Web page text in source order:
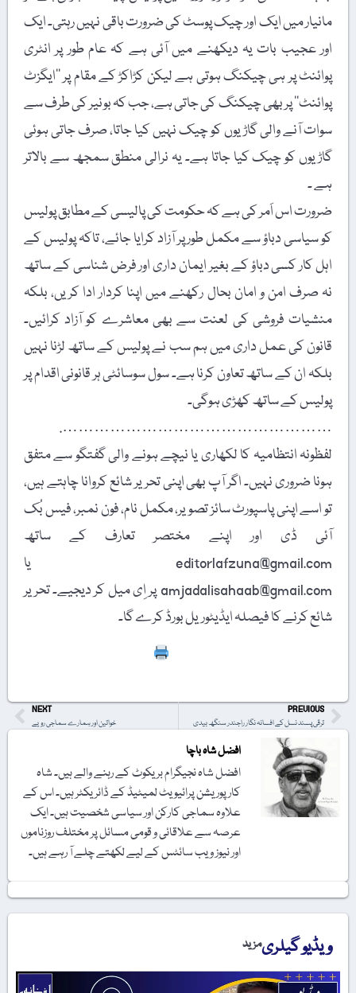
مانیار میں ایک اور چیک پوسٹ کی ضرورت باقی نہیں رہتی۔ ایک
اور عجیب بات یہ دیکھنے میں آئی ہے کہ عام طور پر انٹری
پوائنٹ پر ہی چیکنگ ہوتی ہے لیکن کڑاکڑ کے مقام پر ’’ایگزٹ
پوائنٹ‘‘ پر بھی چیکنگ کی جاتی ہے، جب کہ بونیر کی طرف سے
سوات آنے والی گاڑیوں کو چیک نہیں کیا جاتا، صرف جاتی ہوئی
گاڑیوں کو چیک کیا جاتا ہے۔ یہ نرالی منطق سمجھ سے بالاتر
ہے ۔
ضرورت اس اَمر کی ہے کہ حکومت کی پالیسی کے مطابق پولیس
کو سیاسی دباؤ سے مکمل طور پر آزاد کرایا جائے، تاکہ پولیس کے
اہل کار کسی دباؤ کے بغیر ایمان داری اور فرض شناسی کے ساتھ
نہ صرف امن و امان بحال رکھنے میں اپنا کردار ادا کریں، بلکہ
منشیات فروشی کی لعنت سے بھی معاشرے کو آزاد کرائیں۔
قانون کی عمل داری میں ہم سب نے پولیس کے ساتھ لڑنا نہیں
بلکہ ان کے ساتھ تعاون کرنا ہے۔ سول سوسائٹی ہر قانونی اقدام پر
پولیس کے ساتھ کھڑی ہوگی۔
…………………………………………….
لفظونہ انتظامیہ کا لکھاری یا نیچے ہونے والی گفتگو سے متفق
ہونا ضروری نہیں۔ اگر آپ بھی اپنی تحریر شائع کروانا چاہتے ہیں،
تو اسے اپنی پاسپورٹ سائز تصویر، مکمل نام، فون نمبر، فیس بُک
آئی ڈی اور اپنے مختصر تعارف کے ساتھ
editorlafzuna@gmail.com یا
amjadalisahaab@gmail.com پر اِی میل کر دیجیے۔ تحریر
شائع کرنے کا فیصلہ ایڈیٹوریل بورڈ کرے گا۔
PREVIOUS
ترقی پسند نسل کے افسانہ نگار راجندر سنگھ بیدی
NEXT
خواتین اور ہمارے سماجی رویے
افضل شاہ باچا
افضل شاہ نجیگرام بریکوٹ کے رہنے والے ہیں۔ شاہ
کارپوریشن پرائیویٹ لمیٹیڈ کے ڈائریکٹر ہیں۔ اس کے
علاوہ سماجی کارکن اور سیاسی شخصیت ہیں۔ ایک
عرصہ سے علاقائی و قومی مسائل پر مختلف روزناموں
اور نیوز ویب سائٹس کے لیے لکھتے چلے آ رہے ہیں۔
ویڈیو گیلریمزید